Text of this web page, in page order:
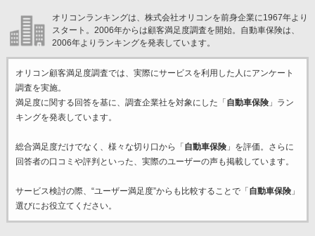
オリコンランキングは、株式会社オリコンを前身企業に1967年より
スタート。2006年からは顧客満足度調査を開始。自動車保険は、
2006年よりランキングを発表しています。
オリコン顧客満足度調査では、実際にサービスを利用した 人にアンケート
調査を実施。
満足度に関する回答を基に、調査企業社を対象にした「 自動車保険」ラン
キングを発表しています。
総合満足度だけでなく、様々な切り口から「 自動車保険」を評価。さらに
回答者の口コミや評判といった、実際のユーザーの声も掲載しています。
サービス検討の際、“ユーザー満足度”からも比較することで「 自動車保険」
選びにお役立てください。